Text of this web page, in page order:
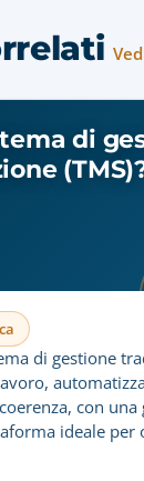
di
di gestione
con
ideale per